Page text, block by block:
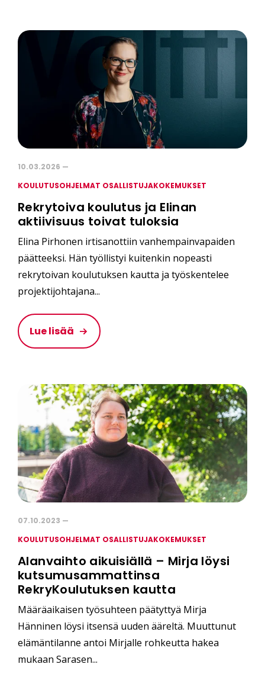
10.03.2026 —
KOULUTUSOHJELMAT OSALLISTUJAKOKEMUKSET
Rekrytoiva koulutus ja Elinan
aktiivisuus toivat tuloksia
Elina Pirhonen irtisanottiin vanhempainvapaiden
päätteeksi. Hän työllistyi kuitenkin nopeasti
rekrytoivan koulutuksen kautta ja työskentelee
projektijohtajana...
Lue lisää
07.10.2023 —
KOULUTUSOHJELMAT OSALLISTUJAKOKEMUKSET
Alanvaihto aikuisiällä – Mirja löysi
kutsumusammattinsa
RekryKoulutuksen kautta
Määräaikaisen työsuhteen päätyttyä Mirja
Hänninen löysi itsensä uuden ääreltä. Muuttunut
elämäntilanne antoi Mirjalle rohkeutta hakea
mukaan Sarasen...